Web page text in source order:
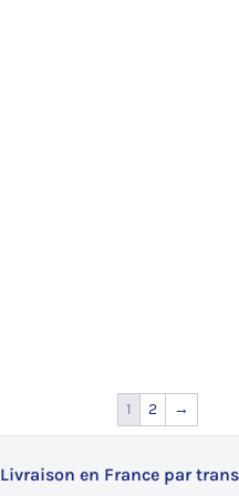
1 2 →
Livraison en France par